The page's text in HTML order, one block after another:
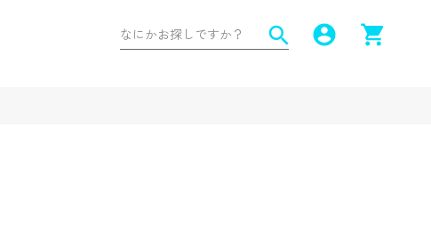
search account_circle shopping_cart